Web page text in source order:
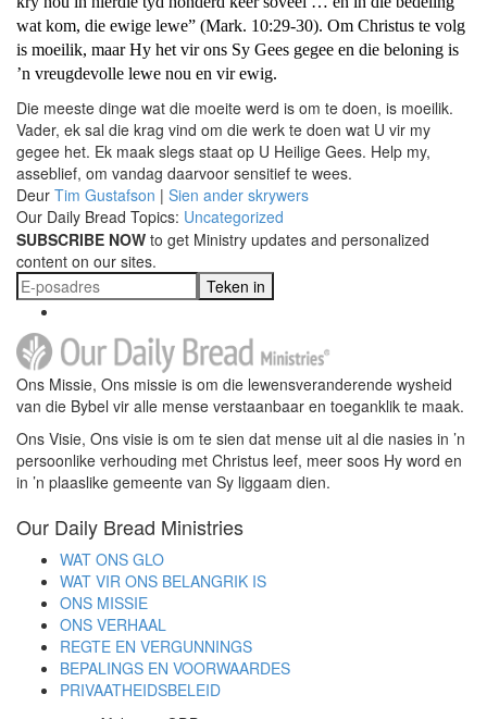
wat kom, die ewige lewe” (Mark. 10:29-30). Om Christus te volg
is moeilik, maar Hy het vir ons Sy Gees gegee en die beloning is
’n vreugdevolle lewe nou en vir ewig.
Die meeste dinge wat die moeite werd is om te doen, is moeilik.
Vader, ek sal die krag vind om die werk te doen wat U vir my
gegee het. Ek maak slegs staat op U Heilige Gees. Help my,
asseblief, om vandag daarvoor sensitief te wees.
Deur Tim Gustafson | Sien ander skrywers
Our Daily Bread Topics: Uncategorized
SUBSCRIBE NOW to get Ministry updates and personalized
content on our sites.
Teken in
Ons Missie, Ons missie is om die lewensveranderende wysheid
van die Bybel vir alle mense verstaanbaar en toeganklik te maak.
Ons Visie, Ons visie is om te sien dat mense uit al die nasies in ’n
persoonlike verhouding met Christus leef, meer soos Hy word en
in ’n plaaslike gemeente van Sy liggaam dien.
Our Daily Bread Ministries
WAT ONS GLO
WAT VIR ONS BELANGRIK IS
ONS MISSIE
ONS VERHAAL
REGTE EN VERGUNNINGS
BEPALINGS EN VOORWAARDES
PRIVAATHEIDSBELEID